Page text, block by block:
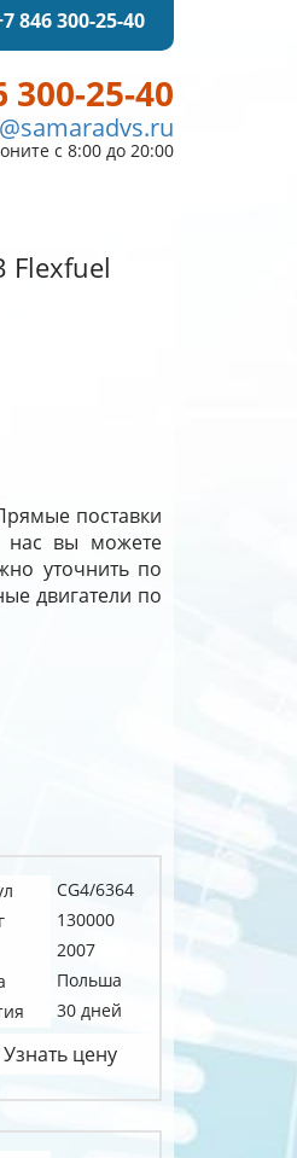
846 300-25-40
300-25-40
с 8:00 до 20:00
Flexfuel
поставки
нас вы можете
уточнить по
двигатели по
CG4/6364
130000
2007
Польша
30 дней
Узнать цену